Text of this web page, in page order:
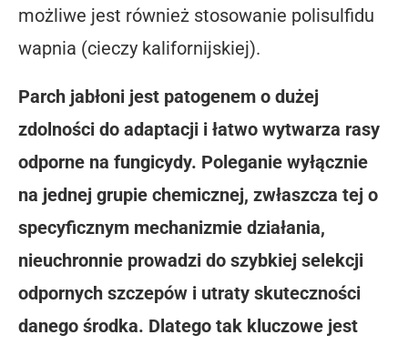
możliwe jest również stosowanie polisulfidu
wapnia (cieczy kalifornijskiej).
Parch jabłoni jest patogenem o dużej
zdolności do adaptacji i łatwo wytwarza rasy
odporne na fungicydy. Poleganie wyłącznie
na jednej grupie chemicznej, zwłaszcza tej o
specyficznym mechanizmie działania,
nieuchronnie prowadzi do szybkiej selekcji
odpornych szczepów i utraty skuteczności
danego środka. Dlatego tak kluczowe jest